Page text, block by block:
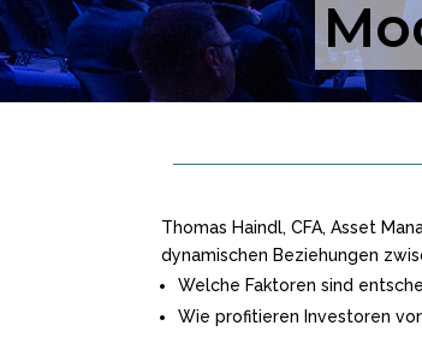
Thomas Haindl, CFA, Asset
dynamischen Beziehungen
Welche Faktoren sind
Wie profitieren Investoren